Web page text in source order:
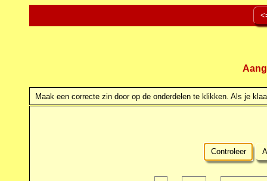
Maak een correcte zin door op de onderdelen te klikken. Als je
Controleer